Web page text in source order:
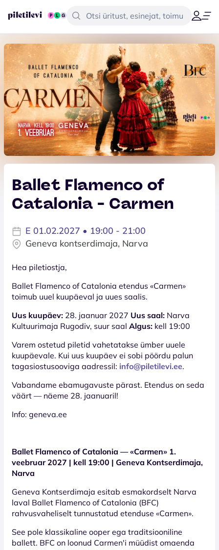
Ballet Flamenco of
Catalonia - Carmen
E 01.02.2027 • 19:00 - 21:00
Geneva kontserdimaja, Narva
Hea piletiostja,
Ballet Flamenco of Catalonia etendus «Carmen»
toimub uuel kuupäeval ja uues saalis.
Uus kuupäev: 28. jaanuar 2027 Uus saal: Narva
Kultuurimaja Rugodiv, suur saal Algus: kell 19:00
Varem ostetud piletid vahetatakse ümber uuele
kuupäevale. Kui uus kuupäev ei sobi pöördu palun
tagasiostusooviga aadressil: info@piletilevi.ee.
Vabandame ebamugavuste pärast. Etendus on seda
väärt — näeme 28. jaanuaril!
Info: geneva.ee
Ballet Flamenco of Catalonia — «Carmen» 1.
veebruar 2027 | kell 19:00 | Geneva Kontserdimaja,
Narva
Geneva Kontserdimaja esitab esmakordselt Narva
laval Ballet Flamenco of Catalonia (BFC)
rahvusvaheliselt tunnustatud etenduse «Carmen».
See pole klassikaline ooper ega traditsiooniline
ballett. BFC on loonud Carmen'i müüdist omaenda